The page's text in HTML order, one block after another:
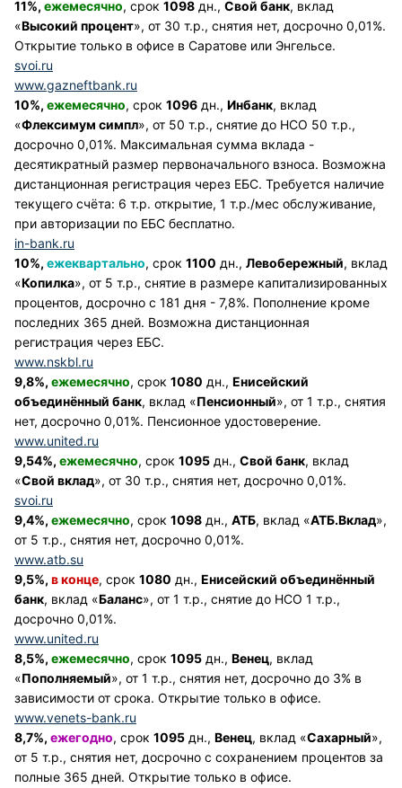
11%, ежемесячно, срок 1098 дн., Свой банк, вклад
«Высокий процент», от 30 т.р., снятия нет, досрочно 0,01%.
Открытие только в офисе в Саратове или Энгельсе.
svoi.ru
www.gazneftbank.ru
10%, ежемесячно, срок 1096 дн., Инбанк, вклад
«Флексимум симпл», от 50 т.р., снятие до НСО 50 т.р.,
досрочно 0,01%. Максимальная сумма вклада -
десятикратный размер первоначального взноса. Возможна
дистанционная регистрация через ЕБС. Требуется наличие
текущего счёта: 6 т.р. открытие, 1 т.р./мес обслуживание,
при авторизации по ЕБС бесплатно.
in-bank.ru
10%, ежеквартально, срок 1100 дн., Левобережный, вклад
«Копилка», от 5 т.р., снятие в размере капитализированных
процентов, досрочно с 181 дня - 7,8%. Пополнение кроме
последних 365 дней. Возможна дистанционная
регистрация через ЕБС.
www.nskbl.ru
9,8%, ежемесячно, срок 1080 дн., Енисейский
объединённый банк, вклад «Пенсионный», от 1 т.р., снятия
нет, досрочно 0,01%. Пенсионное удостоверение.
www.united.ru
9,54%, ежемесячно, срок 1095 дн., Свой банк, вклад
«Свой вклад», от 30 т.р., снятия нет, досрочно 0,01%.
svoi.ru
9,4%, ежемесячно, срок 1098 дн., АТБ, вклад «АТБ.Вклад»,
от 5 т.р., снятия нет, досрочно 0,01%.
www.atb.su
9,5%, в конце, срок 1080 дн., Енисейский объединённый
банк, вклад «Баланс», от 1 т.р., снятие до НСО 1 т.р.,
досрочно 0,01%.
www.united.ru
8,5%, ежемесячно, срок 1095 дн., Венец, вклад
«Пополняемый», от 1 т.р., снятия нет, досрочно до 3% в
зависимости от срока. Открытие только в офисе.
www.venets-bank.ru
8,7%, ежегодно, срок 1095 дн., Венец, вклад «Сахарный»,
от 5 т.р., снятия нет, досрочно с сохранением процентов за
полные 365 дней. Открытие только в офисе.